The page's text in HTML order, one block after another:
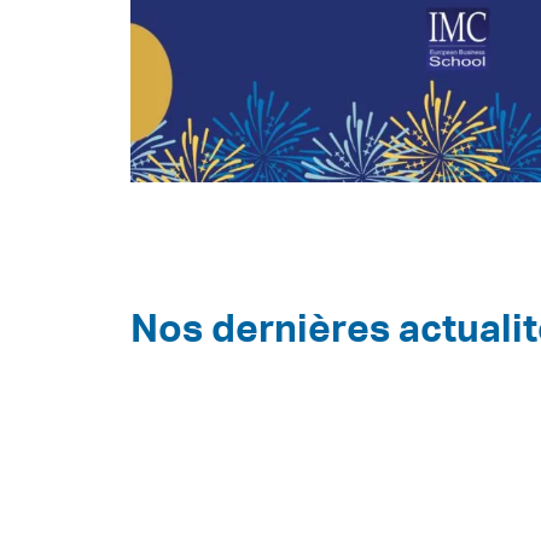
Nos dernières